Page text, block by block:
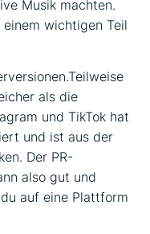
Musik machten.
wichtigen Teil
als die
und TikTok hat
und ist aus der
Der PR-
also gut und
auf eine Plattform